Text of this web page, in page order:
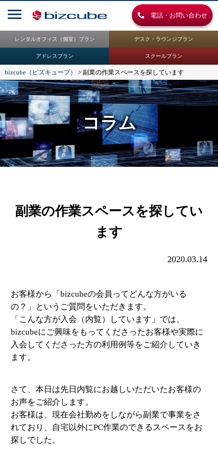
電話・お問い合わせ
レンタルオフィス（個室）プラン デスク・ラウンジプラン
アドレスプラン スクールプラン
bizcube（ビズキューブ） > 副業の作業スペースを探しています
コラム
副業の作業スペースを探してい
ます
2020.03.14
お客様から「bizcubeの会員ってどんな方がいる
の？」というご質問をいただきます。
「こんな方が入会（内覧）しています」では、
bizcubeにご興味をもってくださったお客様や実際に
入会してくださった方の利用例等をご紹介していき
ます。
さて、本日は先日内覧にお越しいただいたお客様の
お声をご紹介します。
お客様は、現在会社勤めをしながら副業で事業をさ
れており、自宅以外にPC作業のできるスペースをお
探しでした。